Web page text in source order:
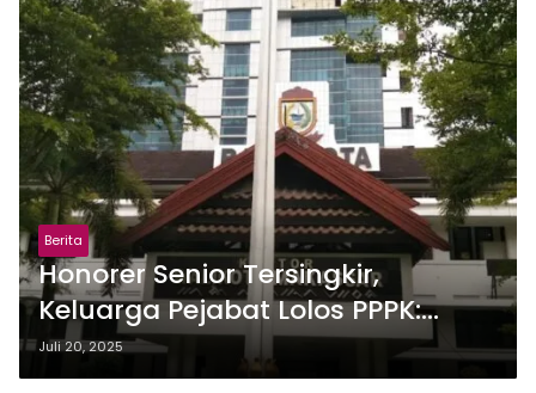
Berita
Honorer Senior Tersingkir,
Keluarga Pejabat Lolos PPPK:
Ketua DPD PJI Desak Audit Seleksi
ASN
Juli 20, 2025